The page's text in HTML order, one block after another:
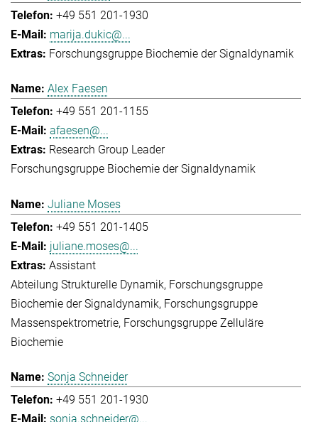
+49 551 201-1930
marija.dukic@...
Forschungsgruppe Biochemie der Signaldynamik
Alex Faesen
+49 551 201-1155
afaesen@...
Research Group Leader
Forschungsgruppe Biochemie der Signaldynamik
Juliane Moses
+49 551 201-1405
juliane.moses@...
Assistant
Abteilung Strukturelle Dynamik Forschungsgruppe
Biochemie der Signaldynamik Forschungsgruppe
Massenspektrometrie Forschungsgruppe Zelluläre
Biochemie
Sonja Schneider
+49 551 201-1930
sonja.schneider@...